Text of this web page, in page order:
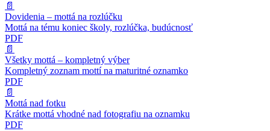
📄
Dovidenia – mottá na rozlúčku
Mottá na tému koniec školy, rozlúčka, budúcnosť
PDF
📄
Všetky mottá – kompletný výber
Kompletný zoznam mottí na maturitné oznamko
PDF
📄
Mottá nad fotku
Krátke mottá vhodné nad fotografiu na oznamku
PDF